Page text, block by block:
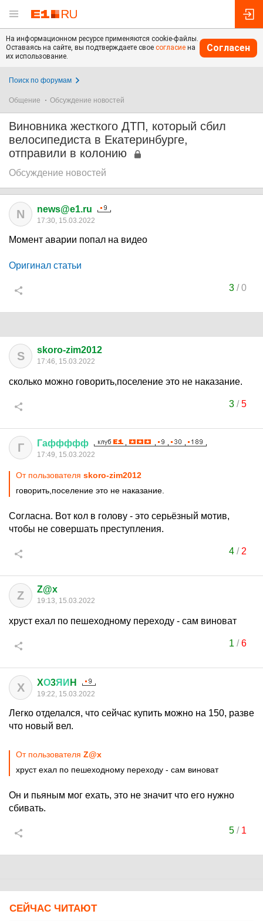
На информационном ресурсе применяются cookie-файлы.
Оставаясь на сайте, вы подтверждаете свое согласие на
их использование.
Согласен
Поиск по форумам
Общение Обсуждение новостей
Виновника жесткого ДТП, который сбил
велосипедиста в Екатеринбурге,
отправили в колонию
Обсуждение новостей
N news@e1.ru
17:30, 15.03.2022
Момент аварии попал на видео
Оригинал статьи
3/0
S skoro-zim2012
17:46, 15.03.2022
сколько можно говорить,поселение это не наказание.
3/5
Г Гаффффф
17:49, 15.03.2022
От пользователя skoro-zim2012
говорить,поселение это не наказание.
Согласна. Вот кол в голову - это серьёзный мотив,
чтобы не совершать преступления.
4/ 2
Z Z@x
19:13, 15.03.2022
хруст ехал по пешеходному переходу - сам виноват
1 /6
X XО3ЯИ H
19:22, 15.03.2022
Легко отделался, что сейчас купить можно на 150, разве
что новый вел.
От пользователя Z@x
хруст ехал по пешеходному переходу - сам виноват
Он и пьяным мог ехать, это не значит что его нужно
сбивать.
5/ 1
СЕЙЧАС ЧИТАЮТ